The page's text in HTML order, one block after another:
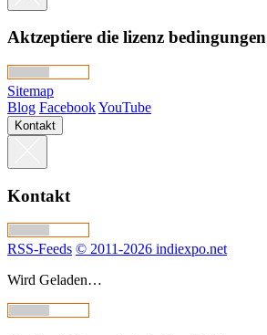
Aktzeptiere die lizenz bedingungen
Sitemap
Blog FacebookYouTube
Kontakt
Kontakt
RSS-Feeds © 2011-2026 indiexpo.net
Wird Geladen…